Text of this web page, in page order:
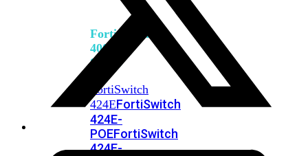
FortiSwitch
400
Series
FortiSwitch
424EFortiSwitch
424E-
POEFortiSwitch
424E-